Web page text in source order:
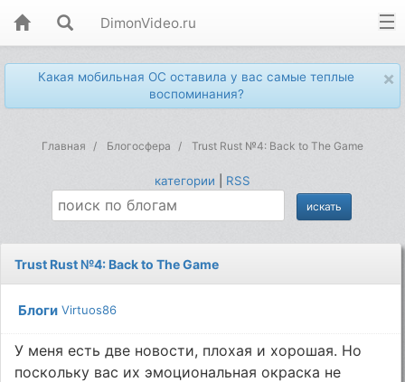
DimonVideo.ru
×
Какая мобильная ОС оставила у вас самые теплые
воспоминания?
Главная Блогосфера Trust Rust №4: Back to The Game
категории RSS
Trust Rust №4: Back to The Game
Блоги Virtuos86
У меня есть две новости, плохая и хорошая. Но
поскольку вас их эмоциональная окраска не